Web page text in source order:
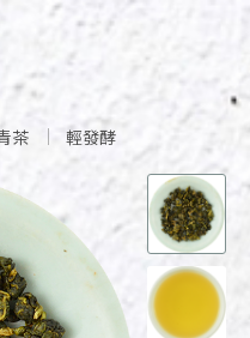
茶 輕發酵